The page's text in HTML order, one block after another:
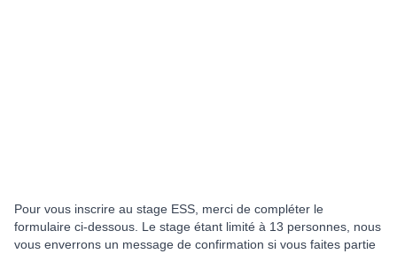
Pour vous inscrire au stage ESS, merci de compléter le
formulaire ci-dessous. Le stage étant limité à 13 personnes, nous
vous enverrons un message de confirmation si vous faites partie